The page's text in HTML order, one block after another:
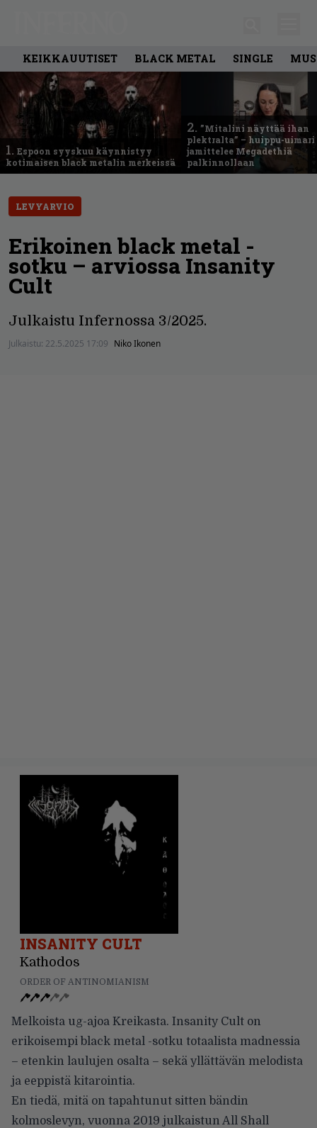
KEIKKAUUTISET BLACK METAL SINGLE
1. Espoon syyskuu käynnistyy
kotimaisen black metalin merkeissä
2. ”Mitalini näyttää ihan
plektralta” – huippu-uimari
jamittelee Megadethiä
palkinnollaan
LEVYARVIO
Erikoinen black metal -
sotku – arviossa Insanity
Cult
Julkaistu Infernossa 3/2025.
Julkaistu: 22.5.2025 17:09 Niko Ikonen
INSANITY CULT
Kathodos
ORDER OF ANTINOMIANISM
Melkoista ug-ajoa Kreikasta. Insanity Cult on
erikoisempi black metal -sotku totaalista madnessia
– eten­kin laulujen osalta – sekä yllättävän melodista
ja eeppistä kitarointia.
En tiedä, mitä on tapahtunut sit­ten bändin
kolmoslevyn, vuon­na 2019 julkaistun All Shall